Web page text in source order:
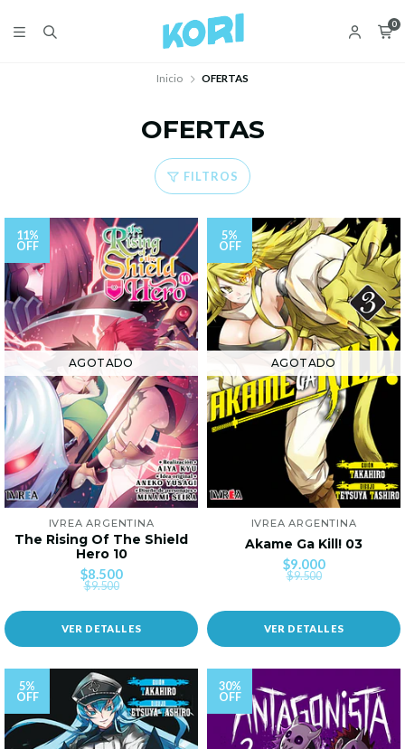
0
Inicio OFERTAS
OFERTAS
FILTROS
11%
OFF
AGOTADO
IVREA ARGENTINA
The Rising Of The Shield
Hero 10
$8.500
$9.500
VER DETALLES
5%
OFF
AGOTADO
IVREA ARGENTINA
Akame Ga Kill! 03
$9.000
$9.500
VER DETALLES
5%
OFF
30%
OFF